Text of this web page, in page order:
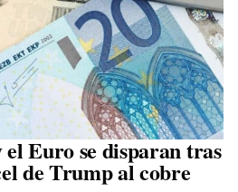
Euro se disparan tras
de Trump al cobre